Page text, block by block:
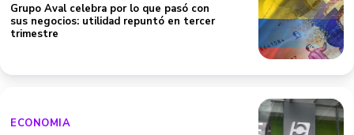
Grupo Aval celebra por lo que pasó con
sus negocios: utilidad repuntó en tercer
trimestre
ECONOMIA